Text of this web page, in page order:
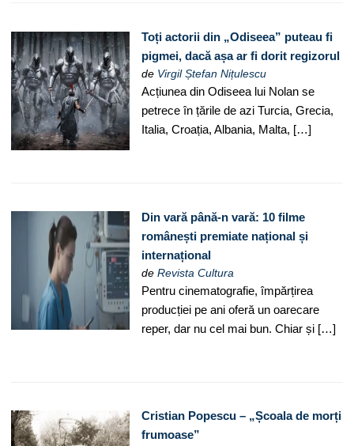
Toți actorii din „Odiseea” puteau fi
pigmei, dacă așa ar fi dorit regizorul
de Virgil Ștefan Nițulescu
Acțiunea din Odiseea lui Nolan se
petrece în țările de azi Turcia, Grecia,
Italia, Croația, Albania, Malta, […]
Din vară până-n vară: 10 filme
românești premiate național și
internațional
deRevista Cultura
Pentru cinematografie, împărțirea
producției pe ani oferă un oarecare
reper, dar nu cel mai bun. Chiar și […]
Cristian Popescu – „Școala de morți
frumoase”